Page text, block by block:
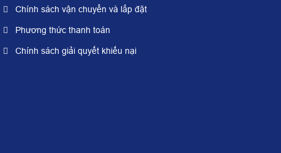
Chính sách vận chuyển và lắp đặt
Phương thức thanh toán
Chính sách giải quyết khiếu nại